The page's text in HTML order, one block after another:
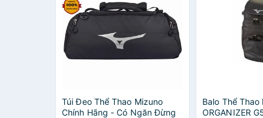
Túi Đeo Thể Thao Mizuno
Chính Hãng - Có Ngăn Đừng
Balo Thể Thao
ORGANIZER